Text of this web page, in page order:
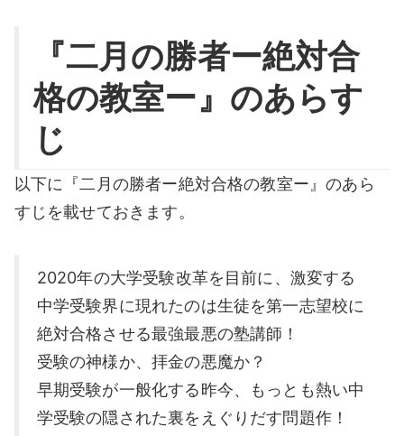
『二月の勝者ー絶対合
格の教室ー』のあらす
じ
以下に『二月の勝者ー絶対合格の教室ー』のあら
すじを載せておきます。
2020年の大学受験改革を目前に、激変する
中学受験界に現れたのは生徒を第一志望校に
絶対合格させる最強最悪の塾講師！
受験の神様か、拝金の悪魔か？
早期受験が一般化する昨今、もっとも熱い中
学受験の隠された裏をえぐりだす問題作！